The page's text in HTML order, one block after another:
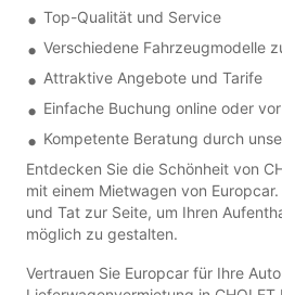
Top-Qualität und Service
Verschiedene Fahrzeugmodelle
Attraktive Angebote und Tarife
Einfache Buchung online oder
Kompetente Beratung durch
Entdecken Sie die Schönheit von
mit einem Mietwagen von
und Tat zur Seite, um Ihren
möglich zu gestalten.
Vertrauen Sie Europcar für Ihre